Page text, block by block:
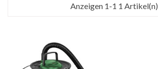
Anzeigen 1-1 1 Artikel(n)